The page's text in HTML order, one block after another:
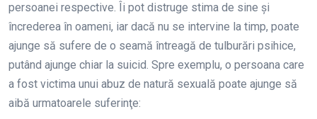
persoanei respective. Îi pot distruge stima de sine şi
încrederea în oameni, iar dacă nu se intervine la timp, poate
ajunge să sufere de o seamă întreagă de tulburări psihice,
putând ajunge chiar la suicid. Spre exemplu, o persoana care
a fost victima unui abuz de natură sexuală poate ajunge să
aibă urmatoarele suferinţe: